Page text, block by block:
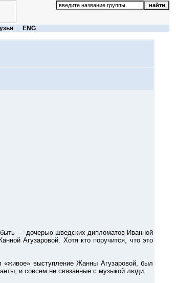
ENG
— дочерью шведских дипломатов Иванной
Агузаровой. Хотя кто поручится, что это
выступление Жанны Агузаровой, был
и совсем не связанные с музыкой люди.